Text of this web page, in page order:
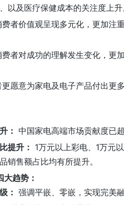
以及医疗保健成本的关注度上
费者价值观呈现多元化，更加注
费者对成功的理解发生变化，更
愿意为家电及电子产品付出更
： 中国家电高端市场贡献度已
提升： 1万元以上彩电、1万元
销售额占比均有所提升。
趋势：
： 强调平嵌、零嵌，实现完美